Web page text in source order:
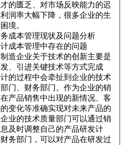
的匮乏、对市场反映能力的迟
润率大幅下降，很多企业的生
境。
成本管理现状及问题分析
计成本管理中存在的问题
造企业关于技术的创新主要是
、引进关键技术等方式完成
的过程中会牵扯到企业的技术
门、财务部门。作为企业的销
产品销售中出现的新情况、客
变化等准确实现对未来产品的
业的技术质量部门可以通过销
及时调整自己的产品研发计
务部门，可以对产品在研发过